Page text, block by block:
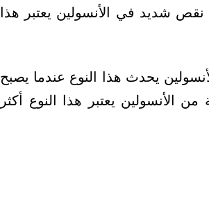
نقص شديد في الأنسولين يعتبر هذا
يحدث هذا النوع عندما يصبح
الأنسولين يعتبر هذا النوع أكثر